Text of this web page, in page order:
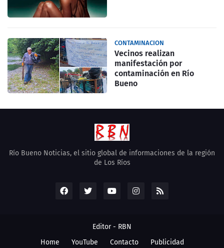
CONTAMINACION
Vecinos realizan
manifestación por
contaminación en Río
Bueno
Río Bueno Noticias, el sitio global de informaciones de la región
de Los Ríos
Editor - RBN
Home
YouTube Contacto Publicidad